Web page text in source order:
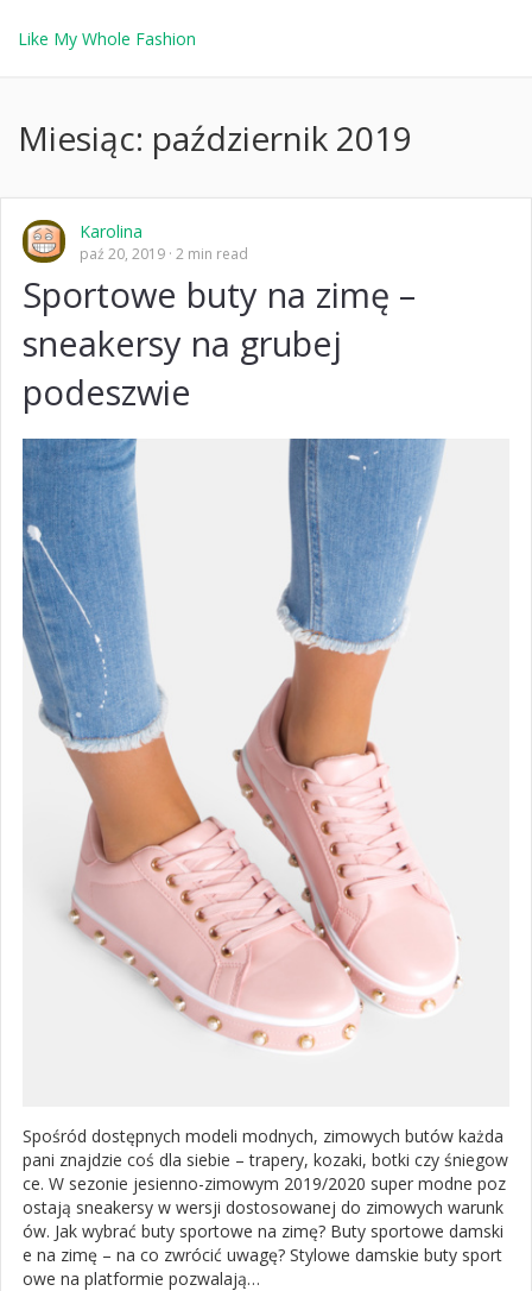
Like My Whole Fashion
Miesiąc: październik 2019
Karolina
paź 20, 2019 2 min read
Sportowe buty na zimę –
sneakersy na grubej
podeszwie
Spośród dostępnych modeli modnych, zimowych butów każda
pani znajdzie coś dla siebie – trapery, kozaki, botki czy śniegow
ce. W sezonie jesienno-zimowym 2019/2020 super modne poz
ostają sneakersy w wersji dostosowanej do zimowych warunk
ów. Jak wybrać buty sportowe na zimę? Buty sportowe damski
e na zimę – na co zwrócić uwagę? Stylowe damskie buty sport
owe na platformie pozwalają…